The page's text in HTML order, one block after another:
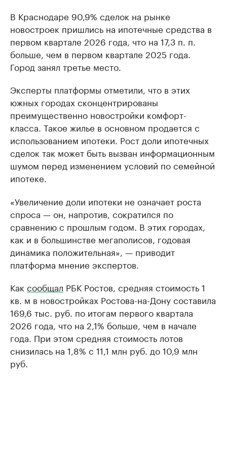
В Краснодаре 90,9% сделок на рынке
новостроек пришлись на ипотечные средства в
первом квартале 2026 года, что на 17,3 п. п.
больше, чем в первом квартале 2025 года.
Город занял третье место.
Эксперты платформы отметили, что в этих
южных городах сконцентрированы
преимущественно новостройки комфорт-
класса. Такое жилье в основном продается с
использованием ипотеки. Рост доли ипотечных
сделок так может быть вызван информационным
шумом перед изменением условий по семейной
ипотеке.
«Увеличение доли ипотеки не означает роста
спроса — он, напротив, сократился по
сравнению с прошлым годом. В этих городах,
как и в большинстве мегаполисов, годовая
динамика положительная», — приводит
платформа мнение экспертов.
Как сообщал РБК Ростов, средняя стоимость 1
кв. м в новостройках Ростова-на-Дону составила
169,6 тыс. руб. по итогам первого квартала
2026 года, что на 2,1% больше, чем в начале
года. При этом средняя стоимость лотов
снизилась на 1,8% с 11,1 млн руб. до 10,9 млн
руб.